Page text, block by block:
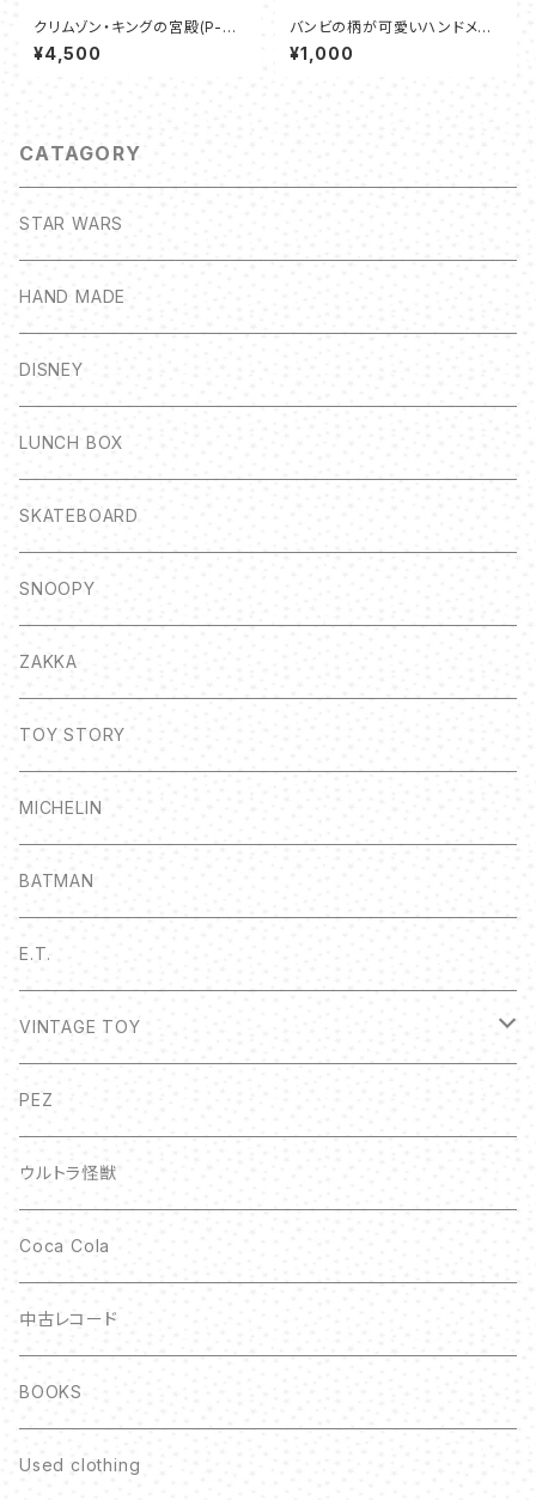
クリムゾン・キングの宮殿(P-80
80A) - キング・クリムゾン
¥4,500
バンビの柄が可愛いハンドメイ
ドのキッズキャスケット
¥1,000
CATAGORY
STAR WARS
HAND MADE
DISNEY
LUNCH BOX
SKATEBOARD
SNOOPY
ZAKKA
TOY STORY
MICHELIN
BATMAN
E.T.
VINTAGE TOY
ボトルキャップ
PEZ
ウルトラ怪獣
Coca Cola
中古レコード
BOOKS
Used clothing